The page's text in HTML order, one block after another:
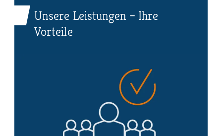
Unsere Leistungen – Ihre
Vorteile